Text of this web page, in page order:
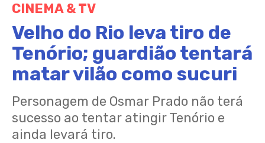
CINEMA & TV
Velho do Rio leva tiro de
Tenório; guardião tentará
matar vilão como sucuri
Personagem de Osmar Prado não terá
sucesso ao tentar atingir Tenório e
ainda levará tiro.